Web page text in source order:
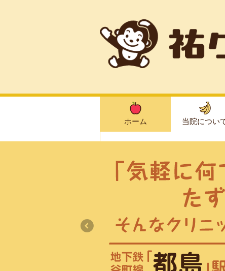
ホーム 当院につい